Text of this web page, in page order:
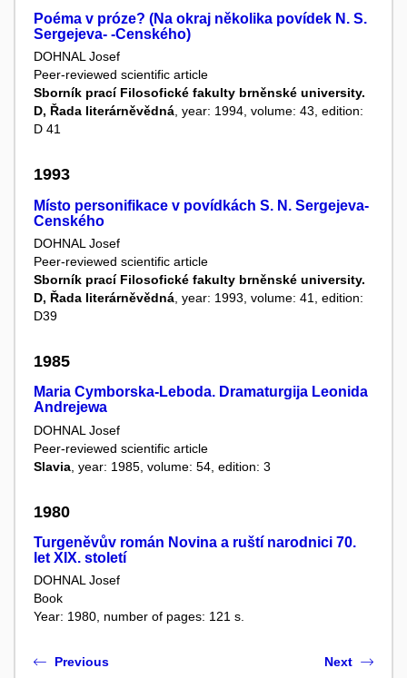
Poéma v próze? (Na okraj několika povídek N. S.
Sergejeva- -Cenského)
DOHNAL Josef
Peer-reviewed scientific article
Sborník prací Filosofické fakulty brněnské university.
D, Řada literárněvědná, year: 1994, volume: 43, edition:
D 41
1993
Místo personifikace v povídkách S. N. Sergejeva-
Cenského
DOHNAL Josef
Peer-reviewed scientific article
Sborník prací Filosofické fakulty brněnské university.
D, Řada literárněvědná , year: 1993, volume: 41, edition:
D39
1985
Maria Cymborska-Leboda. Dramaturgija Leonida
Andrejewa
DOHNAL Josef
Peer-reviewed scientific article
Slavia , year: 1985, volume: 54, edition: 3
1980
Turgeněvův román Novina a ruští narodnici 70.
let XIX. století
DOHNAL Josef
Book
Year: 1980, number of pages: 121 s.
Previous Next